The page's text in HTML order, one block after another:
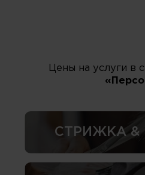
Цены на услуги в
СТРИЖКА &